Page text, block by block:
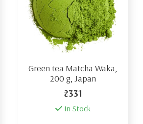
Green tea Matcha Waka,
200 g, Japan
₴331
In Stock